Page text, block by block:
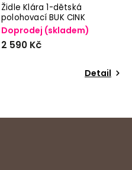
Židle Klára 1-dětská
polohovací BUK CINK
Doprodej (skladem)
2 590 Kč
Detail